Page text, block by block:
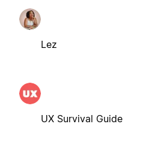
Lez
UX Survival Guide